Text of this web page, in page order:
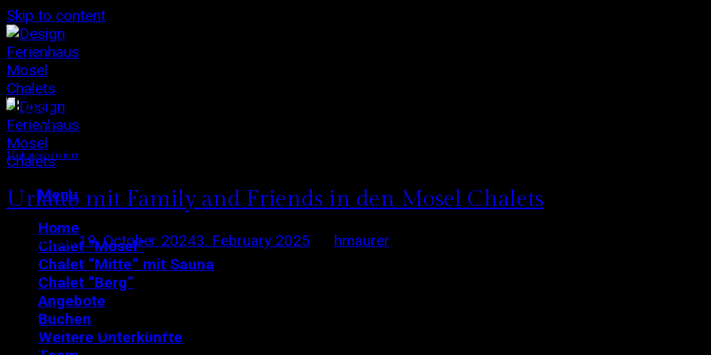
Skip to content
Menu
Home
Chalet “Mosel”
Chalet “Mitte” mit Sauna
Chalet “Berg”
Angebote
Buchen
Weitere Unterkünfte
Tag Archives:
Unkategorisiert
Urlaub mit Family and Friends in den Mosel Chalets
Posted on19. October 20243. February 2025
hmaurer
Mit diesen Fotos unseres Summerdinner-Shooting verfallen wir immer ein wenig in Sommer-Nostalgie
schön ein lauschiger Sommerabend aussehen kann, wenn Ihr alle drei Chalets bucht, den Sichtschutz auf